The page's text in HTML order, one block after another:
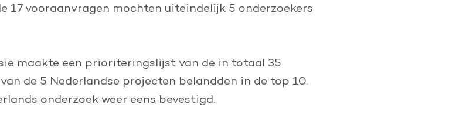
17 vooraanvragen mochten uiteindelijk 5 onderzoekers
maakte een prioriteringslijst van de in totaal 35
de 5 Nederlandse projecten belandden in de top 10.
onderzoek weer eens bevestigd.